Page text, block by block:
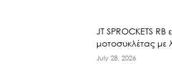
JT SPROCKETS
μοτοσυκλέτας με
July 28, 2026